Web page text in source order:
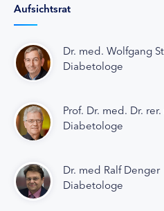
Aufsichtsrat
Dr. med. Wolfgang
Diabetologe
Prof. Dr. med. Dr.
Diabetologe
Dr. med Ralf Denger
Diabetologe